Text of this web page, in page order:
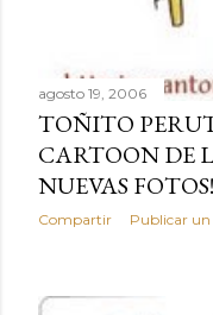
agosto 19, 2006
TOÑITO
CARTOON DE
NUEVAS FOTOS!
Compartir Publicar